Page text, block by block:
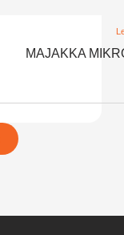
MAJAKKA